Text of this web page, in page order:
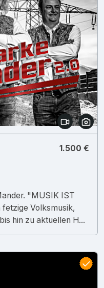
1.500 €
"MUSIK IST
fetzige Volksmusik,
hin zu aktuellen H...